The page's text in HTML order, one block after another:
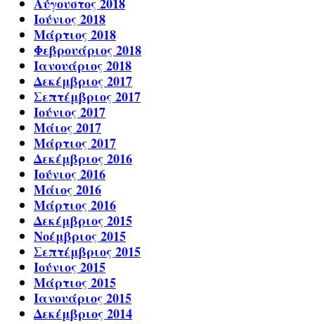
Αύγουστος 2018
Ιούνιος 2018
Μάρτιος 2018
Φεβρουάριος 2018
Ιανουάριος 2018
Δεκέμβριος 2017
Σεπτέμβριος 2017
Ιούνιος 2017
Μάιος 2017
Μάρτιος 2017
Δεκέμβριος 2016
Ιούνιος 2016
Μάιος 2016
Μάρτιος 2016
Δεκέμβριος 2015
Νοέμβριος 2015
Σεπτέμβριος 2015
Ιούνιος 2015
Μάρτιος 2015
Ιανουάριος 2015
Δεκέμβριος 2014